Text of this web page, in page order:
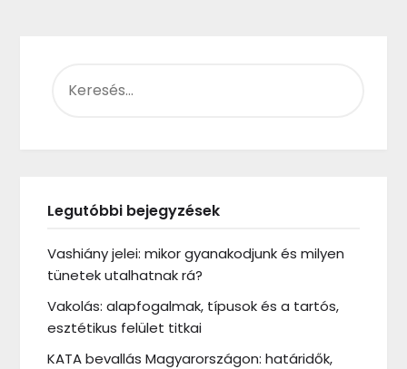
Legutóbbi bejegyzések
Vashiány jelei: mikor gyanakodjunk és milyen
tünetek utalhatnak rá?
Vakolás: alapfogalmak, típusok és a tartós,
esztétikus felület titkai
KATA bevallás Magyarországon: határidők,